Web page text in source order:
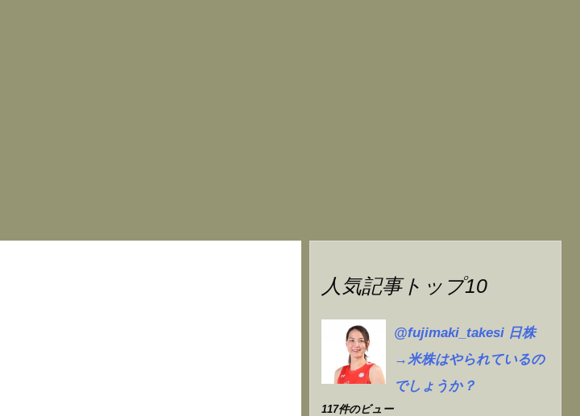
人気記事トップ10
@fujimaki_takesi 日株
→米株はやられているの
でしょうか？
117件のビュー